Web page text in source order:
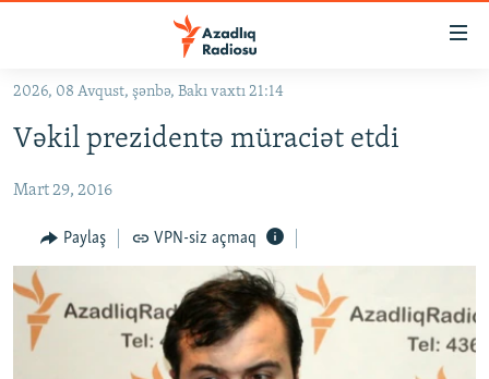
Əsas
qayıt
naviqasiyaya
Axtarışa
keç
#İZAHLA
KORRUPSIOMETR
#ƏSLINDƏ
FƏRQƏ BAX
QANUNI DOĞRU
ARAŞDIRMA
2026, 08 Avqust, şənbə, Bakı vaxtı 21:14
Vəkil prezidentə müraciət etdi
Mart 29, 2016
Paylaş VPN-siz açmaq